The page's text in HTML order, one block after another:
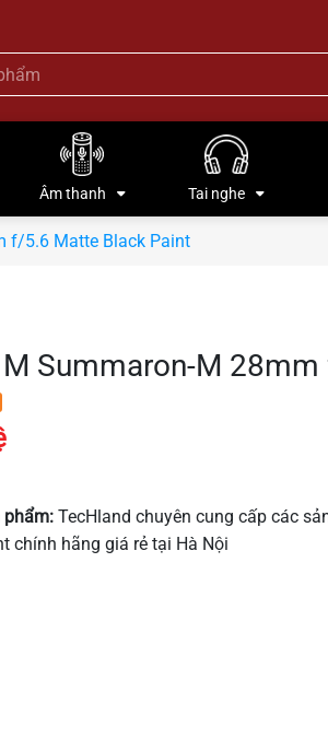
Âm thanh Tai nghe
f/5.6 Matte Black Paint
Summaron-M
phẩm: TecHland chuyên cung cấp các
chính hãng giá rẻ tại Hà Nội